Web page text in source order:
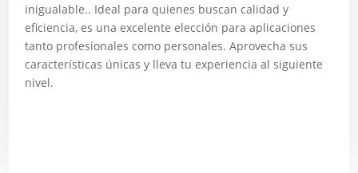
inigualable.. Ideal para quienes buscan calidad y
eficiencia, es una excelente elección para aplicaciones
tanto profesionales como personales. Aprovecha sus
características únicas y lleva tu experiencia al siguiente
nivel.